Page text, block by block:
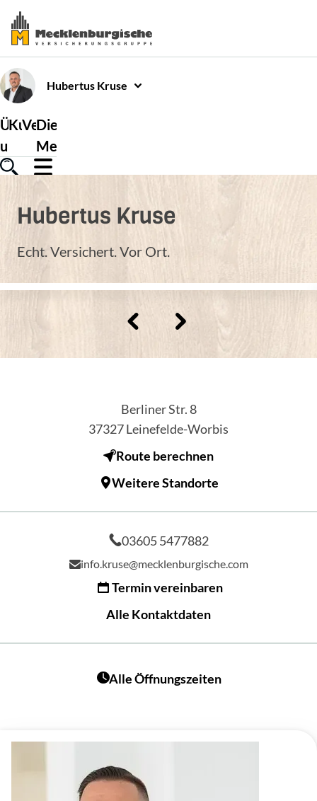
Hubertus Kruse
Über
uns
Kundenservice
Versicherungen
Die
Mecklenburgische
Hubertus Kruse
Echt. Versichert. Vor Ort.
Berliner Str. 8
37327Leinefelde-Worbis
Route berechnen
Weitere Standorte
03605 5477882
info.kruse@mecklenburgische.com
Termin vereinbaren
Alle Kontaktdaten
Alle Öffnungszeiten